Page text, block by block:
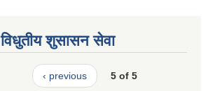
विधुतीय शुसासन सेवा
‹ previous 5 of 5